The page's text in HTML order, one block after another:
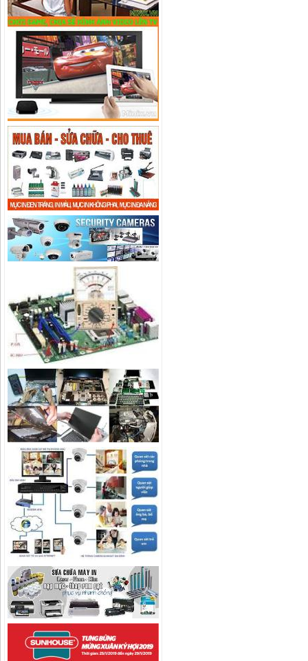
Camera IP Wifi 2.0MP IPC-
C22EP-IMOU giá rẻ, chính hãng
Liên hệ